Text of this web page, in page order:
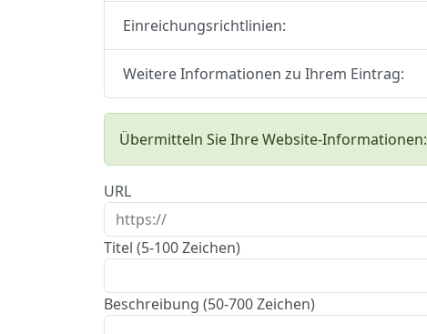
Einreichungsrichtlinien:
Weitere Informationen zu Ihrem Eintrag:
Übermitteln Sie Ihre Website-Informationen:
URL
Titel (5-100 Zeichen)
Beschreibung (50-700 Zeichen)